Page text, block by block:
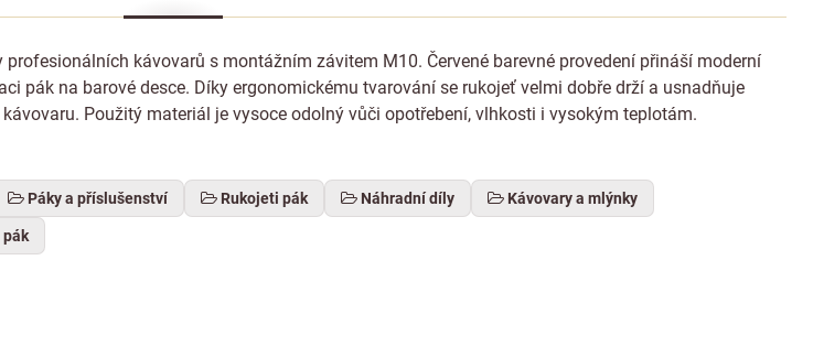
kávovarů s montážním závitem M10. Červené barevné provedení přináší moderní
pák na barové desce. Díky ergonomickému tvarování se rukojeť velmi dobře drží a usnadňuje
Použitý materiál je vysoce odolný vůči opotřebení, vlhkosti i vysokým teplotám.
Páky a příslušenství Rukojeti pák Náhradní díly Kávovary a mlýnky
pák